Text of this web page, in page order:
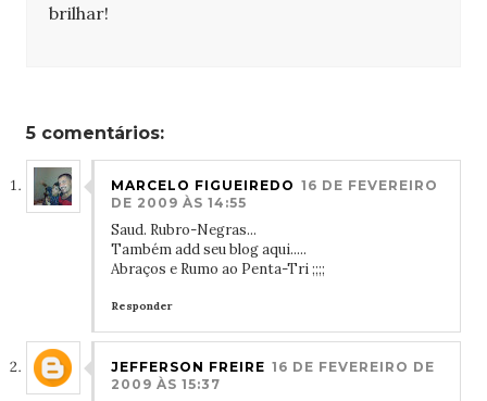
brilhar!
5 comentários:
MARCELO FIGUEIREDO 16 DE FEVEREIRO
DE 2009 ÀS 14:55
Saud. Rubro-Negras...
Também add seu blog aqui.....
Abraços e Rumo ao Penta-Tri ;;;;
Responder
JEFFERSON FREIRE 16 DE FEVEREIRO DE
2009 ÀS 15:37